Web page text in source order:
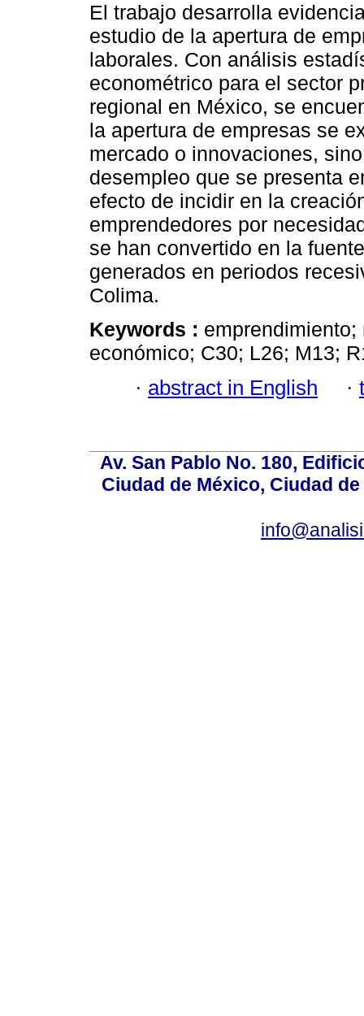
El trabajo desarrolla
estudio de la apertura de
laborales. Con análisis
econométrico para el sector
regional en México, se
la apertura de empresas se
mercado o innovaciones,
desempleo que se presenta
efecto de incidir en la
emprendedores por
se han convertido en la
generados en periodos
Colima.
Keywords :
económico; C30; L26; M13;
· abstract in English ·
Av. San Pablo No. 180,
Ciudad de México, Ciudad